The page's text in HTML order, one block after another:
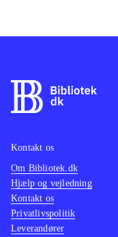
Kontakt os
Om Bibliotek.dk
Hjælp og vejledning
Kontakt os
Privatlivspolitik
Leverandører